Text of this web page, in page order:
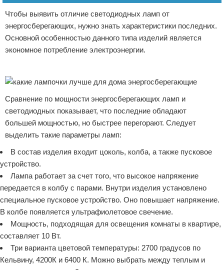
Чтобы выявить отличие светодиодных ламп от
энергосберегающих, нужно знать характеристики последних.
Основной особенностью данного типа изделий является
экономное потребление электроэнергии.
Сравнение по мощности энергосберегающих ламп и
светодиодных показывает, что последние обладают
большей мощностью, но быстрее перегорают. Следует
выделить такие параметры ламп:
В состав изделия входит цоколь, колба, а также пусковое
устройство.
Лампа работает за счет того, что высокое напряжение
передается в колбу с парами. Внутри изделия установлено
специальное пусковое устройство. Оно повышает напряжение.
В колбе появляется ультрафиолетовое свечение.
Мощность, подходящая для освещения комнаты в квартире,
составляет 10 Вт.
Три варианта цветовой температуры: 2700 градусов по
Кельвину, 4200К и 6400 К. Можно выбрать между теплым и